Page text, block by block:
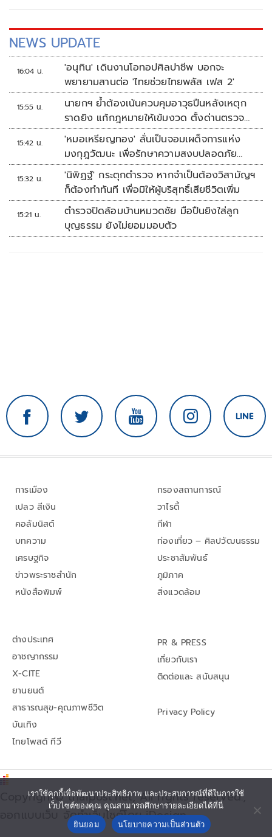
NEWS UPDATE
16:04 น.
'อนุทิน' เดินงานโอทอปศิลปาชีพ บอกจะ
พยายามสานต่อ 'ไทยช่วยไทยพลัส เฟส 2'
15:55 น.
นายกฯ ย้ำต้องเน้นควบคุมอาวุธปืนหลังเหตุก
ราดยิง แก้กฎหมายให้เข้มงวด ตั้งด่านตรวจ
เพิ่ม
15:42 น.
'หมอเหรียญทอง' ลั่นเป็นจอมเผด็จการแห่ง
มงกุฎวัฒนะ เพื่อรักษาความสงบปลอดภัย
ภายในรพ.
15:32 น.
'นิพิฏฐ์' กระตุกตำรวจ หากจำเป็นต้องวิสามัญฯ
ก็ต้องทำทันที เพื่อมิให้ผู้บริสุทธิ์เสียชีวิตเพิ่ม
15:21 น.
ตำรวจปิดล้อมบ้านหมวดชัย มือปืนยิงใส่ลูก
บุญธรรม ยังไม่ยอมมอบตัว
การเมือง
เปลว สีเงิน
คอลัมนิสต์
บทความ
เศรษฐกิจ
ข่าวพระราชสำนัก
หนังสือพิมพ์
กรองสถานการณ์
วาไรตี้
กีฬา
ท่องเที่ยว – ศิลปวัฒนธรรม
ประชาสัมพันธ์
ภูมิภาค
สิ่งแวดล้อม
ต่างประเทศ
อาชญากรรม
X-CITE
ยานยนต์
สาธารณสุข-คุณภาพชีวิต
บันเทิง
ไทยโพสต์ ทีวี
PR & PRESS
เกี่ยวกับเรา
ติดต่อและ สนับสนุน
Privacy Policy
Copyright© thaipost.net, All rights reserved.,
ออกแบบเว็บ จัดทำเว็บไซต์โดย iDesign
เราใช้คุกกี้เพื่อพัฒนาประสิทธิภาพ และประสบการณ์ที่ดีในการใช้
เว็บไซต์ของคุณ คุณสามารถศึกษารายละเอียดได้ที่นี่
ยินยอม
นโยบายความเป็นส่วนตัว